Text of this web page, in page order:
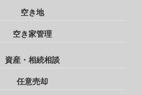
空き地
空き家管理
資産・相続相談
任意売却